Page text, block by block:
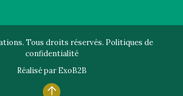
Tous droits réservés. Politiques de
confidentialité
Réalisé parExoB2B